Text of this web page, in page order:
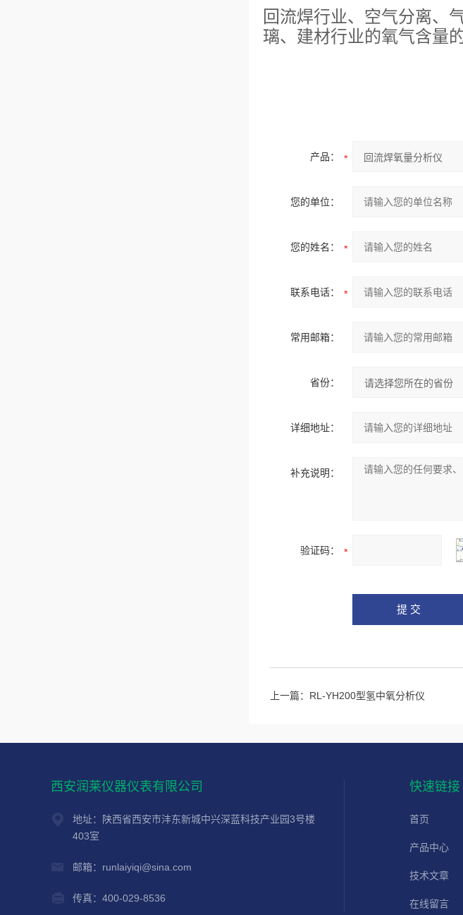
回流焊行业、空气分离、
璃、建材行业的氧气含量
产品：
您的单位：
您的姓名：
联系电话：
常用邮箱：
省份：
详细地址：
补充说明：
验证码：
上一篇： RL-YH200型氢中氧分析仪
西安润莱仪器仪表有限公司
地址：陕西省西安市沣东新城中兴深蓝科技产业园3号楼
403室
邮箱：runlaiyiqi@sina.com
传真：400-029-8536
快速链接
首页
产品中心
技术文章
在线留言